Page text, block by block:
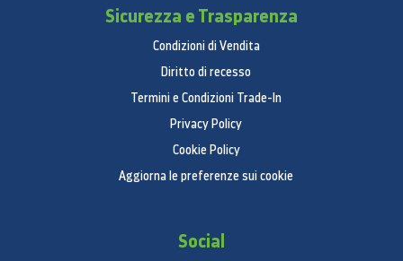
Sicurezza e Trasparenza
Condizioni di Vendita
Diritto di recesso
Termini e Condizioni Trade-In
Privacy Policy
Cookie Policy
Aggiorna le preferenze sui cookie
Social